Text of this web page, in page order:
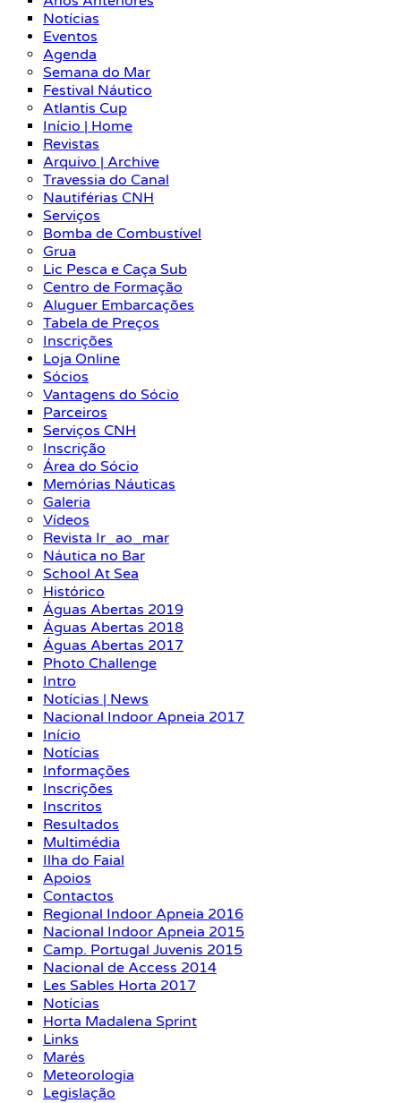
Notícias
Eventos
Agenda
Semana do Mar
Festival Náutico
Atlantis Cup
Início | Home
Revistas
Arquivo | Archive
Travessia do Canal
Nautiférias CNH
Serviços
Bomba de Combustível
Grua
Lic Pesca e Caça Sub
Centro de Formação
Aluguer Embarcações
Tabela de Preços
Inscrições
Loja Online
Sócios
Vantagens do Sócio
Parceiros
Serviços CNH
Inscrição
Área do Sócio
Memórias Náuticas
Galeria
Vídeos
Revista Ir_ao_mar
Náutica no Bar
School At Sea
Histórico
Águas Abertas 2019
Águas Abertas 2018
Águas Abertas 2017
Photo Challenge
Intro
Notícias | News
Nacional Indoor Apneia 2017
Início
Notícias
Informações
Inscrições
Inscritos
Resultados
Multimédia
Ilha do Faial
Apoios
Contactos
Regional Indoor Apneia 2016
Nacional Indoor Apneia 2015
Camp. Portugal Juvenis 2015
Nacional de Access 2014
Les Sables Horta 2017
Notícias
Horta Madalena Sprint
Links
Marés
Meteorologia
Legislação